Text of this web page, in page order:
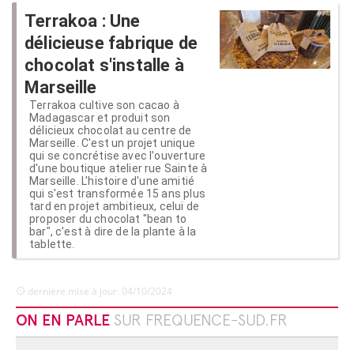
Terrakoa : Une
délicieuse fabrique de
chocolat s'installe à
Marseille
Terrakoa cultive son cacao à
Madagascar et produit son
délicieux chocolat au centre de
Marseille. C'est un projet unique
qui se concrétise avec l'ouverture
d'une boutique atelier rue Sainte à
Marseille. L'histoire d'une amitié
qui s'est transformée 15 ans plus
tard en projet ambitieux, celui de
proposer du chocolat "bean to
bar", c'est à dire de la plante à la
tablette.
dernière mise à jour: 04/10/2024
ON EN PARLE SUR FREQUENCE-SUD.FR